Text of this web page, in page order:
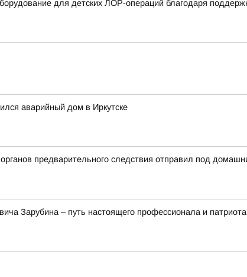
для детских ЛОР-операций благодаря
аварийный дом в Иркутске
предварительного следствия отправил под
Зарубина – путь настоящего профессионала и